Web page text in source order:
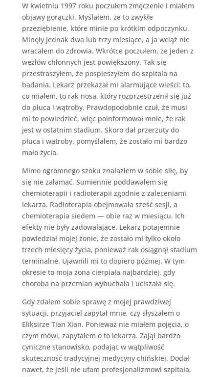
W kwietniu 1997 roku poczułem zmęczenie i miałem
objawy gorączki. Myślałem, że to zwykłe
przeziębienie, które minie po krótkim odpoczynku.
Minęły jednak dwa lub trzy miesiące, a ja wciąż nie
wracałem do zdrowia. Wkrótce poczułem, że jeden z
węzłów chłonnych jest powiększony. Tak się
przestraszyłem, że pospieszyłem do szpitala na
badania. Lekarz przekazał mi alarmujące wieści: to,
co miałem, to rak nosa, który rozprzestrzenił się już
do płuca i wątroby. Prawdopodobnie czuł, że musi
mi to powiedzieć, więc poinformował mnie, że rak
jest w ostatnim stadium. Skoro dał przerzuty do
płuca i wątroby, pomyślałem, że zostało mi bardzo
mało życia.
Mimo ogromnego szoku znalazłem w sobie siłę, by
się nie załamać. Sumiennie poddawałem się
chemioterapii i radioterapii zgodnie z zaleceniami
lekarza. Radioterapia obejmowała sześć sesji, a
chemioterapia siedem — obie raz w miesiącu. Ich
efekty nie były zadowalające. Lekarz potajemnie
powiedział mojej żonie, że zostało mi tylko około
trzech miesięcy życia, ponieważ rak osiągnął stadium
terminalne. Ujawnili mi to dopiero później. W tym
okresie to moja żona cierpiała najbardziej, gdy
choroba na przemian wybuchała i uciszała się.
Gdy zdałem sobie sprawę z mojej prawdziwej
sytuacji, przyjaciel zapytał mnie, czy słyszałem o
Eliksirze Tian Xian. Ponieważ nie miałem pojęcia, o
czym mówi, zapytałem o to lekarza. Zajął bardzo
cyniczne stanowisko, podając w wątpliwość
skuteczność tradycyjnej medycyny chińskiej. Dodał
nawet, że jeśli nie ufam profesjonalizmowi szpitala,